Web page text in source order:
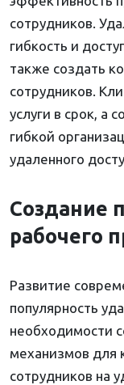
сотрудников.
гибкость и
также создать
сотрудников.
услуги в срок, а
гибкой
удаленного
Создание
рабочего
Развитие
популярность
необходимости
механизмов для
сотрудников на